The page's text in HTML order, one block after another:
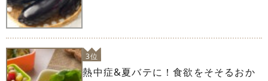
3位
熱中症&夏バテに！食欲をそそるおか